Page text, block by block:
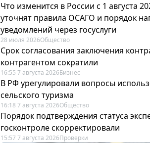
Что изменится в России с 1 августа
уточнят правила ОСАГО и порядок
уведомлений через госуслуги
28 июля 2026Общество
Срок согласования заключения
контрагентом сократили
16:55 7 августа 2026Бизнес
В РФ урегулировали вопросы
сельского туризма
16:18 7 августа 2026Общество
Порядок подтверждения статуса
госконтроле скорректировали
15:57 7 августа 2026Проверки